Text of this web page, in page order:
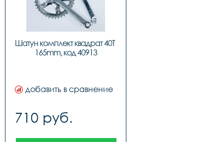
Шатун комплект квадрат 40T
165mm, код 40913
добавить в сравнение
710 руб.